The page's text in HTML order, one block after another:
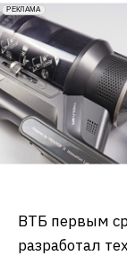
erid: 2VfnxxmNzs5
РЕКЛАМА
ВТБ первым
разработал